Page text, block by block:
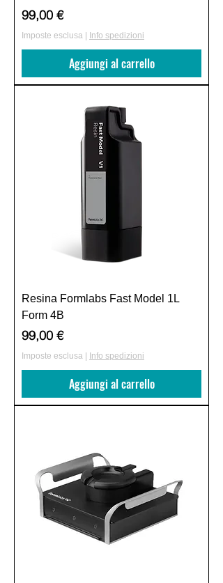
Prezzo
99,00 €
Imposte esclusa Info spedizioni
Aggiungi al carrello
Resina Formlabs Fast Model 1L
Form 4B
Prezzo
99,00 €
Imposte esclusa Info spedizioni
Aggiungi al carrello